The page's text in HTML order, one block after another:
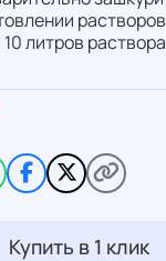
Купить в 1 клик
литров